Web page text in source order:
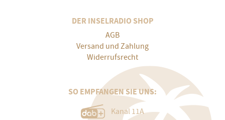
DER INSELRADIO SHOP
AGB
Versand und Zahlung
Widerrufsrecht
SO EMPFANGEN SIE UNS:
Kanal 11A